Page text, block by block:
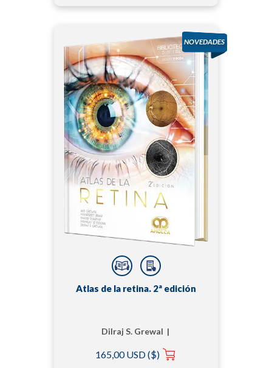
Atlas de la retina. 2ª edición
Dilraj S. Grewal |
Manpreet Brar | Mansi
165,00 USD ($)